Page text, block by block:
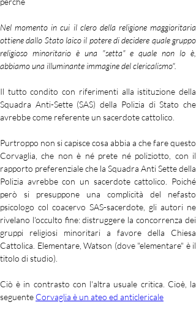
Nel momento in cui il clero della religione maggioritaria
ottiene dallo Stato laico il potere di decidere quale gruppo
religioso minoritario è una "setta" e quale non lo è,
abbiamo una illuminante immagine del clericalismo".
Il tutto condito con riferimenti alla istituzione della
Squadra Anti-Sette (SAS) della Polizia di Stato che
avrebbe come referente un sacerdote cattolico.
Purtroppo non si capisce cosa abbia a che fare questo
Corvaglia, che non è né prete né poliziotto, con il
rapporto preferenziale che la Squadra Anti Sette della
Polizia avrebbe con un sacerdote cattolico. Poiché
però si presuppone una complicità del nefasto
psicologo col coacervo SAS-sacerdote, gli autori ne
rivelano l'occulto fine: distruggere la concorrenza dei
gruppi religiosi minoritari a favore della Chiesa
Cattolica. Elementare, Watson (dove "elementare" è il
titolo di studio).
Ciò è in contrasto con l'altra usuale critica. Cioè, la
seguente Corvaglia è un ateo ed anticlericale